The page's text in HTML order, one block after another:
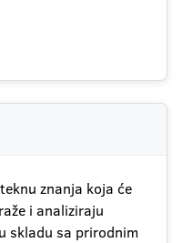
znanja koja će
i analiziraju
skladu sa prirodnim